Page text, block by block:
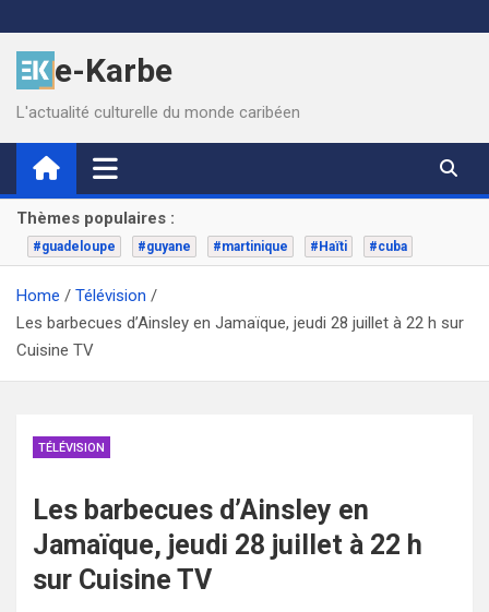
to
contente-Karbe
L'actualité culturelle du monde caribéen
Thèmes populaires :
#guadeloupe #guyane #martinique #Haïti #cuba
Home
Télévision
Les barbecues d’Ainsley en Jamaïque, jeudi 28 juillet à 22 h sur
Cuisine TV
TÉLÉVISION
Les barbecues d’Ainsley en
Jamaïque, jeudi 28 juillet à 22 h
sur Cuisine TV